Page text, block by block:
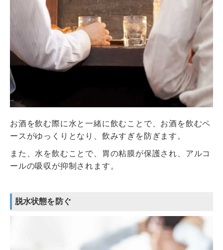
お酒を飲む際に水と一緒に飲むことで、お酒を飲むペ
ースがゆっくりとなり、飲みすぎを防ぎます。
また、水を飲むことで、胃の粘膜が保護され、アルコ
ールの吸収が抑制されます。
脱水状態を防ぐ